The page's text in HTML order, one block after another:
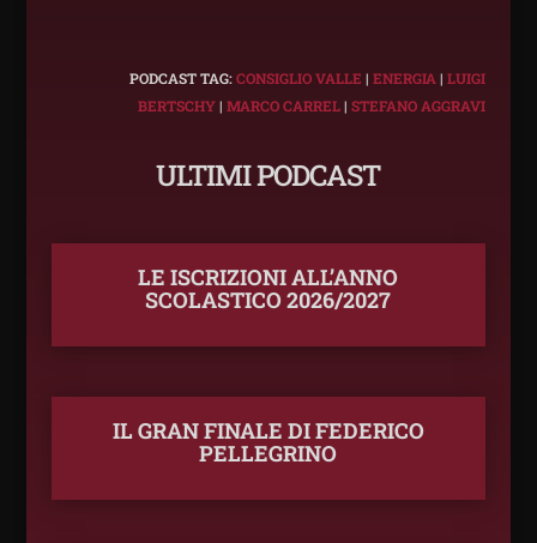
PODCAST TAG:CONSIGLIO VALLE |ENERGIA |LUIGI
BERTSCHY|MARCO CARREL|STEFANO AGGRAVI
ULTIMI PODCAST
LE ISCRIZIONI ALL’ANNO
SCOLASTICO 2026/2027
IL GRAN FINALE DI FEDERICO
PELLEGRINO